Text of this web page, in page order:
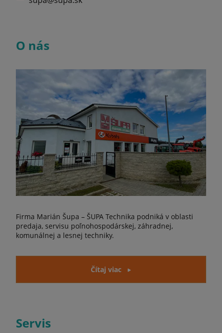
O nás
Firma Marián Šupa – ŠUPA Technika podniká v oblasti
predaja, servisu poľnohospodárskej, záhradnej,
komunálnej a lesnej techniky.
Čítaj viac
Servis